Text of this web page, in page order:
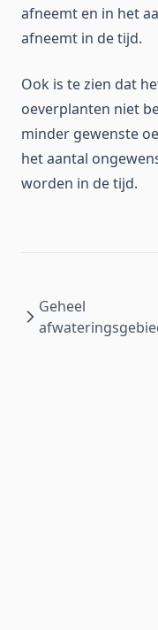
afneemt en in het
afneemt in de tijd.
Ook is te zien dat
oeverplanten niet
minder gewenste
het aantal
worden in de tijd.
Geheel